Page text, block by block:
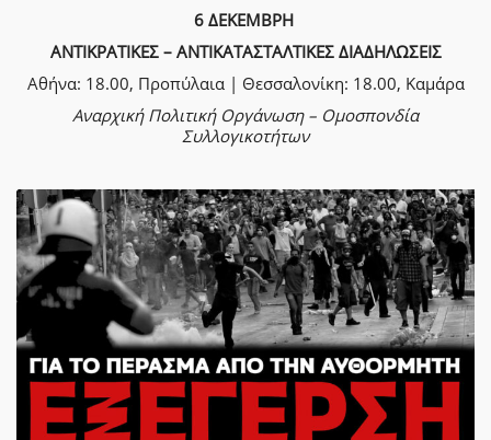
6 ΔΕΚΕΜΒΡΗ
ΑΝΤΙΚΡΑΤΙΚΕΣ – ΑΝΤΙΚΑΤΑΣΤΑΛΤΙΚΕΣ ΔΙΑΔΗΛΩΣΕΙΣ
Αθήνα: 18.00, Προπύλαια | Θεσσαλονίκη: 18.00, Καμάρα
Αναρχική Πολιτική Οργάνωση – Ομοσπονδία
Συλλογικοτήτων